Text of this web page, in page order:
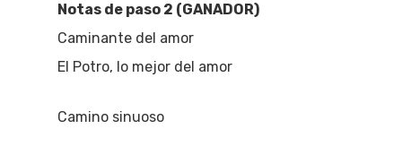
Notas de paso 2 (GANADOR)
Caminante del amor
El Potro, lo mejor del amor
Camino sinuoso